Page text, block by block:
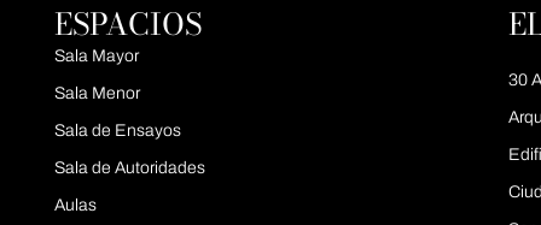
ESPACIOS
Sala Mayor
Sala Menor
Sala de Ensayos
Sala de Autoridades
Aulas
30